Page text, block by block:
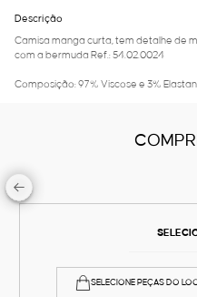
Descrição
Camisa manga curta, tem detalhe de
com a bermuda Ref.: 54.02.0024
Composição: 97% Viscose e 3%
SELECIONE PEÇAS DO